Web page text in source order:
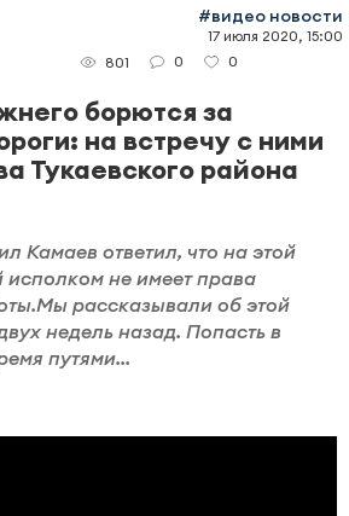
#видео новости
17 июля 2020, 15:00
801
0 0
борются за
на встречу с ними
Тукаевского района
Камаев ответил, что на этой
исполком не имеет права
рассказывали об этой
недель назад. Попасть в
путями...